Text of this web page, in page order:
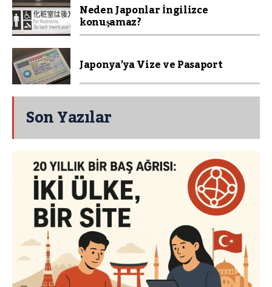
Neden Japonlar İngilizce
konuşamaz?
Japonya’ya Vize ve Pasaport
Son Yazılar